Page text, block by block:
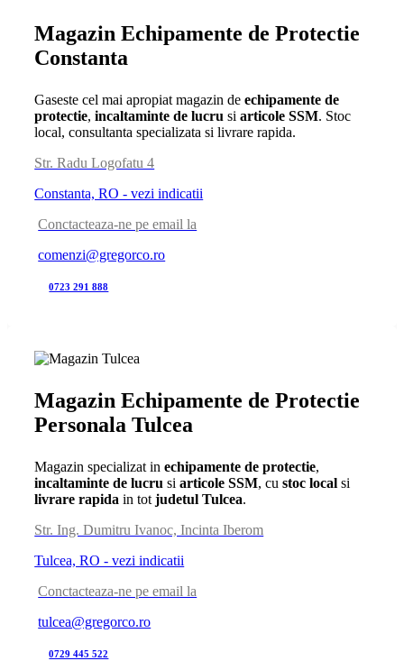
Magazin Echipamente de Protectie
Constanta
Gaseste cel mai apropiat magazin deechipamente de
protectie,incaltaminte de lucru siarticole SSM. Stoc
local, consultanta specializata si livrare rapida.
Str. Radu Logofatu 4
Constanta, RO - vezi indicatii
Conctacteaza-ne pe email la
comenzi@gregorco.ro
0723 291 888
Magazin Echipamente de Protectie
Personala Tulcea
Magazin specializat inechipamente de protectie,
incaltaminte de lucru siarticole SSM, cu stoc local si
livrare rapida in totjudetul Tulcea.
Str. Ing. Dumitru Ivanoc, Incinta Iberom
Tulcea, RO - vezi indicatii
Conctacteaza-ne pe email la
tulcea@gregorco.ro
0729 445 522